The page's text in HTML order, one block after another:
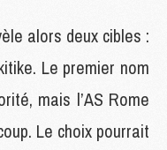
alors deux cibles :
Le premier nom
mais l’AS Rome
Le choix pourrait